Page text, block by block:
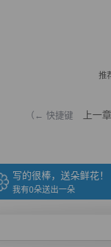
推
（← 快捷键 上一章
写的很棒，送朵鲜花！
我有0朵送出一朵